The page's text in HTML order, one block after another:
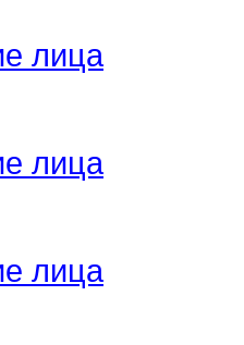
лица
лица
лица